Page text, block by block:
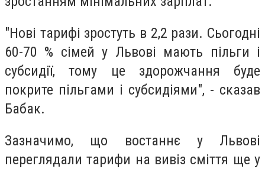
"Нові тарифі зростуть в 2,2 рази. Сьогодні
60-70 % сімей у Львові мають пільги і
субсидії, тому це здорожчання буде
покрите пільгами і субсидіями", - сказав
Бабак.
Зазначимо, що востаннє у Львові
переглядали тарифи на вивіз сміття ще у